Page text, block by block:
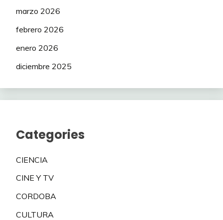
marzo 2026
febrero 2026
enero 2026
diciembre 2025
Categories
CIENCIA
CINE Y TV
CORDOBA
CULTURA